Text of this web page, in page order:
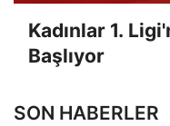
Kadınlar 1.
Başlıyor
SON HABERLER